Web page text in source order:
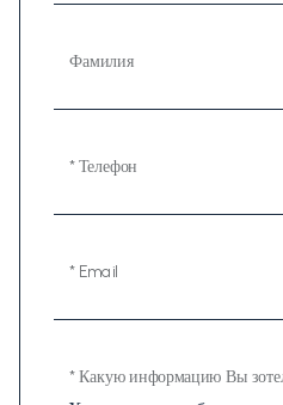
Фамилия
* Телефон
* Email
* Какую информацию Вы